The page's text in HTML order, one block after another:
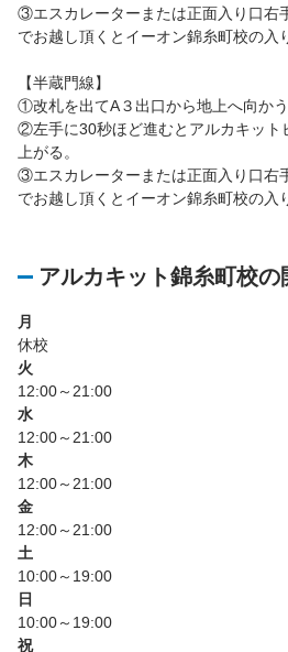
③エスカレーターまたは正面入り口右
でお越し頂くとイーオン錦糸町校の入
【半蔵門線】
①改札を出てA３出口から地上へ向かう
②左手に30秒ほど進むとアルカキット
上がる。
③エスカレーターまたは正面入り口右
でお越し頂くとイーオン錦糸町校の入
アルカキット錦糸町校の
月
休校
火
12:00～21:00
水
12:00～21:00
木
12:00～21:00
金
12:00～21:00
土
10:00～19:00
日
10:00～19:00
祝